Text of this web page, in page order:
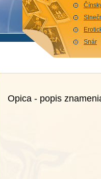
Snár
Opica - popis